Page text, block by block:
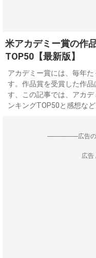
米アカデミー賞の作
TOP50【最新版】
アカデミー賞には、毎年
す。作品賞を受賞した作
す、この記事では、アカ
ンキングTOP50と感想な
--------------------広告
広告